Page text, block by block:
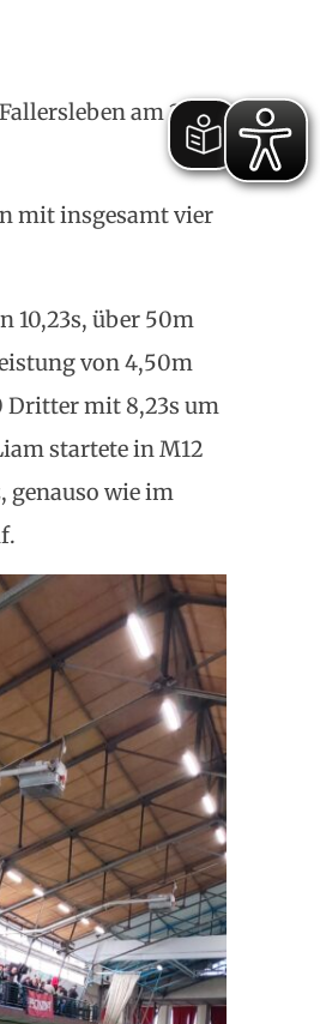
am 23.11.
mit insgesamt vier
10,23s, über 50m
von 4,50m
Dritter mit 8,23s um
startete in M12
genauso wie im